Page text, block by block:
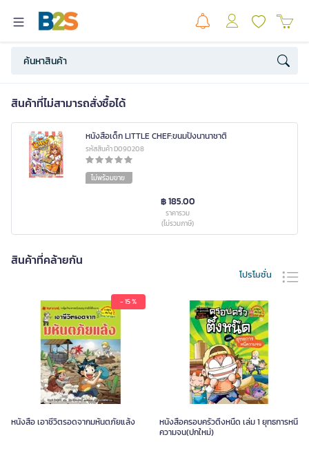
สินค้าที่ไม่สามารถสั่งซื้อได้
หนังสือเด็ก LITTLE CHEF:ขนมปังนานาชาติ
รหัสสินค้า D090208
ไม่พร้อมขาย
฿ 185.00
ราคารวม
(ไม่รวมภาษี)
สินค้าที่คล้ายกัน
โปรโมชั่น
- 15 %
หนังสือ เอาชีวิตรอดจากมหันตภัยแล้ง
หนังสือครอบครัวตึ๋งหนืด เล่ม 1 ยุทธการหนี
ความจน(ปกใหม่)